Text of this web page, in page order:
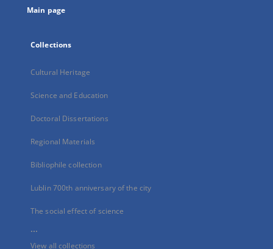
Main page
Collections
Cultural Heritage
Science and Education
Doctoral Dissertations
Regional Materials
Bibliophile collection
Lublin 700th anniversary of the city
The social effect of science
...
View all collections